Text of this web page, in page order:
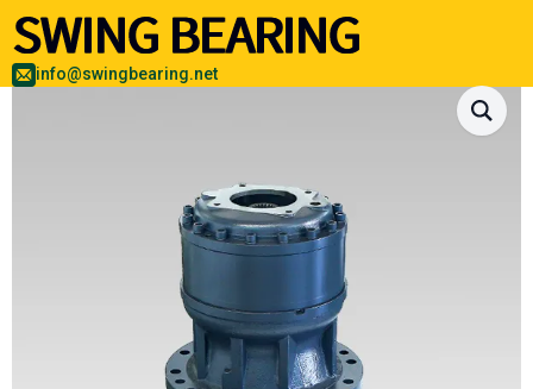
info@swingbearing.net